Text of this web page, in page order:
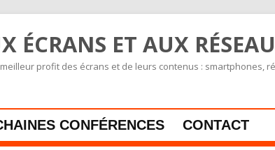
ÉCRANS ET AUX
profit des écrans et de leurs contenus : smartphones,
Skip to content
CONFÉRENCES CONTACT